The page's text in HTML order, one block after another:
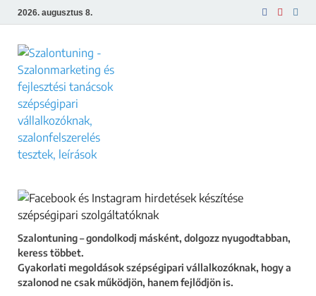
2026. augusztus 8.
Szalontuning – gondolkodj másként, dolgozz nyugodtabban,
keress többet.
Gyakorlati megoldások szépségipari vállalkozóknak, hogy a
szalonod ne csak működjön, hanem fejlődjön is.